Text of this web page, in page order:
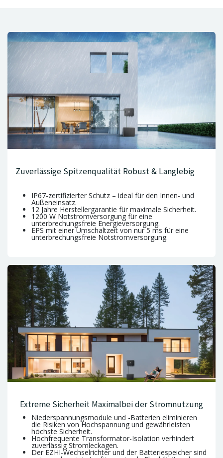
Zuverlässige Spitzenqualität Robust & Langlebig
IP67-zertifizierter Schutz – ideal für den Innen- und
Außeneinsatz.
12 Jahre Herstellergarantie für maximale Sicherheit.
1200 W Notstromversorgung für eine
unterbrechungsfreie Energieversorgung.
EPS mit einer Umschaltzeit von nur 5 ms für eine
unterbrechungsfreie Notstromversorgung.
Extreme Sicherheit Maximalbei der Stromnutzung
Niederspannungsmodule und -Batterien eliminieren
die Risiken von Hochspannung und gewährleisten
höchste Sicherheit.
Hochfrequente Transformator-Isolation verhindert
zuverlässig Stromleckagen.
Der EZHI-Wechselrichter und der Batteriespeicher sind